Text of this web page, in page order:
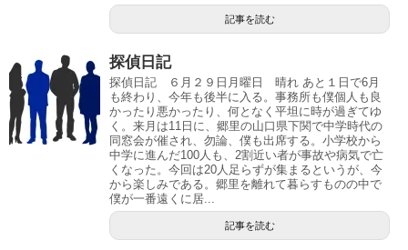
記事を読む
探偵日記
探偵日記 ６月２９日月曜日 晴れ あと１日で6月
も終わり、今年も後半に入る。事務所も僕個人も良
かったり悪かったり、何となく平坦に時が過ぎてゆ
く。来月は11日に、郷里の山口県下関で中学時代の
同窓会が催され、勿論、僕も出席する。小学校から
中学に進んだ100人も、2割近い者が事故や病気で亡
くなった。今回は20人足らずが集まるというが、今
から楽しみである。郷里を離れて暮らすものの中で
僕が一番遠くに居...
記事を読む